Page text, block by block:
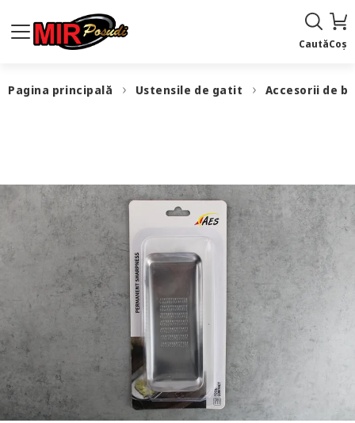
CautăCoș
Pagina principală Ustensile de gatit Accesorii de